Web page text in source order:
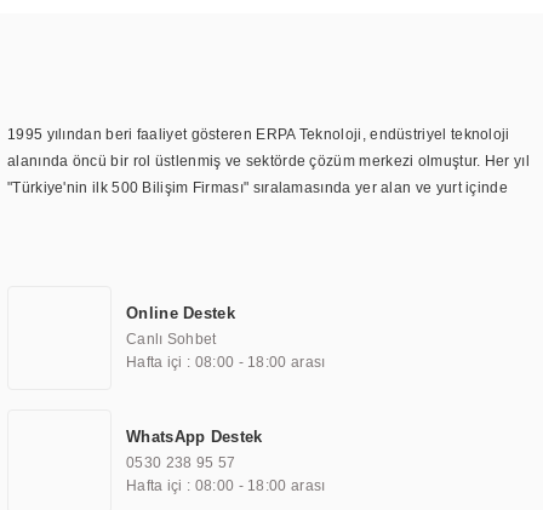
1995 yılından beri faaliyet gösteren ERPA Teknoloji, endüstriyel teknoloji
alanında öncü bir rol üstlenmiş ve sektörde çözüm merkezi olmuştur. Her yıl
"Türkiye'nin ilk 500 Bilişim Firması" sıralamasında yer alan ve yurt içinde
TOCHI markası altında kendi ürettiği ürünlerde kullanmıştır. Günümüzde
TOCHI; videowall, digital signage, kiosk, totem, akıllı durak ekranı, araç içi
ekran, asansör ekranı, digital menüboard, marin ekran, medikal ekran,
ekranları, endüstriyel ekranlar, kapı önü bilgi ekranları, panel PC,
endüstriyel Panel PC, mini PC, endüstriyel mini PC ve akıllı bina sistemleri
gibi çözümleri 4.5" ile 110” boyutları arasında üretebilirken, ayrıca standart
Online Destek
Canlı Sohbet
Hafta içi : 08:00 - 18:00 arası
WhatsApp Destek
0530 238 95 57
Hafta içi : 08:00 - 18:00 arası